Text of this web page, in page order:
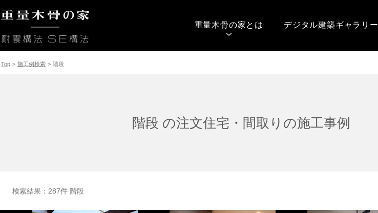
重量木骨の家とは デジタル建築ギャラリー
Top > 施工例検索 > 階段
階段 の注文住宅・間取りの施工事例
検索結果：287件 階段